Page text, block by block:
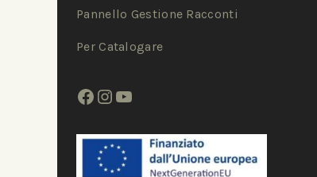
Pannello Gestione Racconti
Per Catalogare